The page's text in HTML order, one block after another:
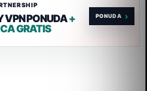
VPN PONUDA+
GRATIS
›